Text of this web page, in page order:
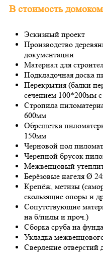
В стоимость
Эскизный проект
Производство
документации
Материал для
Подкладочная доска
Перекрытия (балки
сечением 100*200мм
Стропила
600мм
Обрешетка
150мм
Черновой пол
Черепной брусок
Межвенцовый
Берёзовые нагеля Ø
Крепёж, метизы
скользящие опоры и
Сопутствующие
на б/пилы и проч.)
Сборка сруба на
Укладка
Сверление отверстий